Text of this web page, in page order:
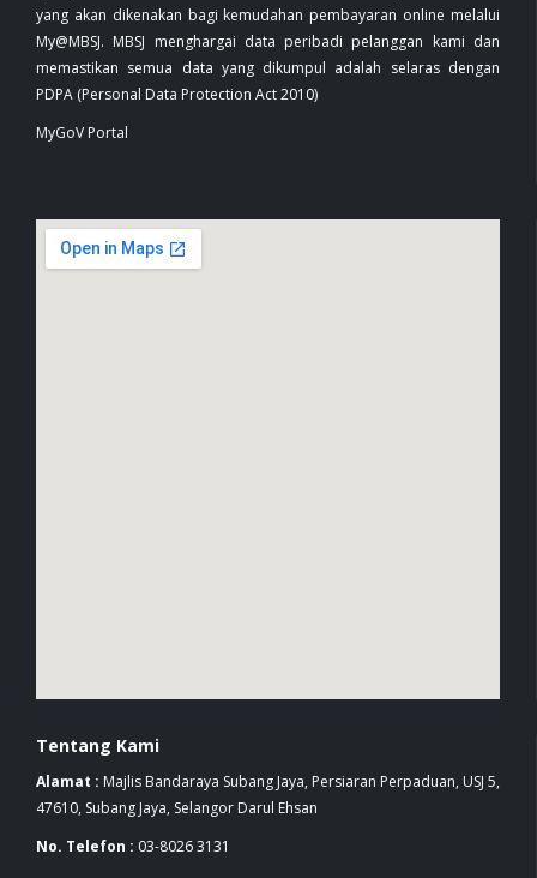
yang akan dikenakan bagi kemudahan pembayaran online melalui
My@MBSJ. MBSJ menghargai data peribadi pelanggan kami dan
memastikan semua data yang dikumpul adalah selaras dengan
PDPA (Personal Data Protection Act 2010)
MyGoV Portal
Tentang Kami
Alamat : Majlis Bandaraya Subang Jaya, Persiaran Perpaduan, USJ 5,
47610, Subang Jaya, Selangor Darul Ehsan
No. Telefon : 03-8026 3131